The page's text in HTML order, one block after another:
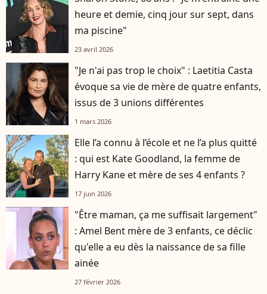
heure et demie, cinq jour sur sept, dans
ma piscine"
23 avril 2026
"Je n'ai pas trop le choix" : Laetitia Casta
évoque sa vie de mère de quatre enfants,
issus de 3 unions différentes
1 mars 2026
Elle l’a connu à l’école et ne l’a plus quitté
: qui est Kate Goodland, la femme de
Harry Kane et mère de ses 4 enfants ?
17 juin 2026
"Être maman, ça me suffisait largement"
: Amel Bent mère de 3 enfants, ce déclic
qu'elle a eu dès la naissance de sa fille
ainée
27 février 2026